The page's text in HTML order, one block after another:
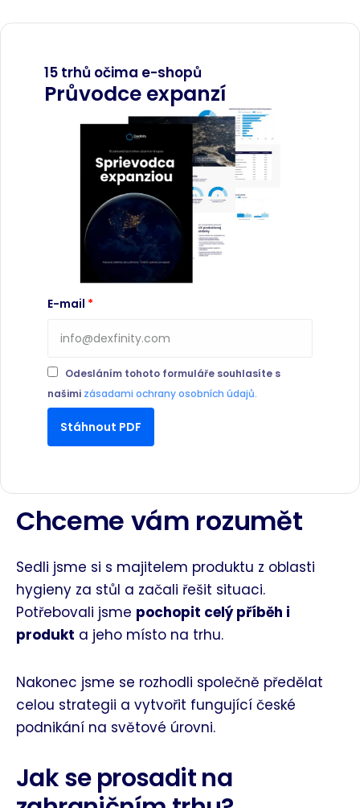
15 trhů očima e-shopů
Průvodce expanzí
E-mail
Odesláním tohoto formuláře souhlasíte s
našimi zásadami ochrany osobních údajů.
Stáhnout PDF
Chceme vám rozumět
Sedli jsme si s majitelem produktu z oblasti
hygieny za stůl a začali řešit situaci.
Potřebovali jsme pochopit celý příběh i
produkt a jeho místo na trhu.
Nakonec jsme se rozhodli společně předělat
celou strategii a vytvořit fungující české
podnikání na světové úrovni.
Jak se prosadit na